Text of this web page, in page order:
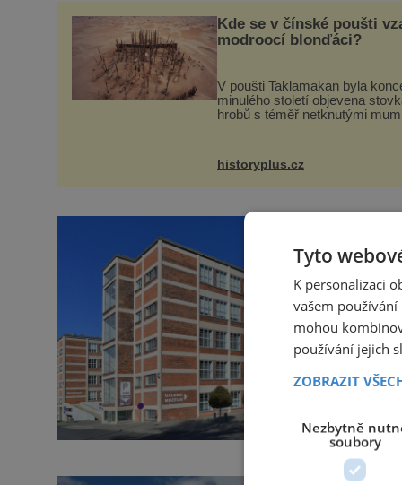
Kde se v čínské poušti
modroocí blonďáci?
V poušti Taklamakan byla
minulého století objevena
hrobů s téměř netknutými
vědce zaujal hrob tříměsíčn
historyplus.cz
Tyto
K personalizaci
vašem
mohou
používání jejich
ZOBRAZIT
Nezbytně
soubory